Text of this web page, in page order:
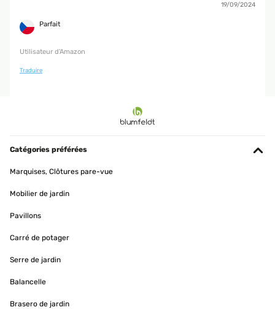
19/09/2024
Parfait
Utilisateur d'Amazon
Traduire
Catégories préférées
Marquises, Clôtures pare-vue
Mobilier de jardin
Pavillons
Carré de potager
Serre de jardin
Balancelle
Brasero de jardin